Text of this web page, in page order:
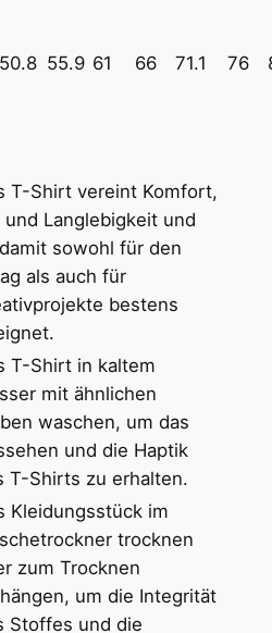
50.8 55.9 61 66 71.1 76
T-Shirt vereint Komfort,
und Langlebigkeit und
sowohl für den
als auch für
bestens
T-Shirt in kaltem
mit ähnlichen
waschen, um das
und die Haptik
T-Shirts zu erhalten.
Kleidungsstück im
trocknen
zum Trocknen
um die Integrität
Stoffes und die